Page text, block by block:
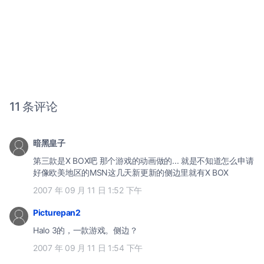
11 条评论
暗黑皇子
第三款是X BOX吧 那个游戏的动画做的... 就是不知道怎么申请
好像欧美地区的MSN这几天新更新的侧边里就有X BOX
2007 年 09 月 11 日 1:52 下午
Picturepan2
Halo 3的，一款游戏。侧边？
2007 年 09 月 11 日 1:54 下午